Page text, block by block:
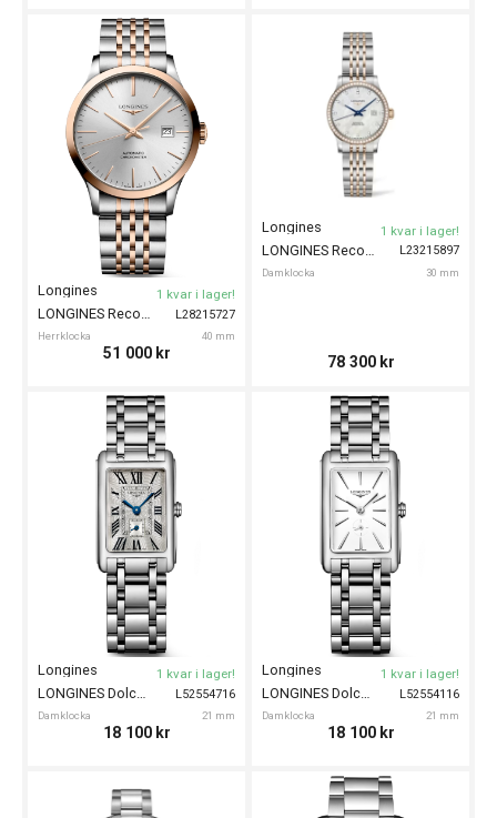
L28215727
Longines
Herrklocka 40 mm
LONGINES Record 40mm
1 kvar i lager!
51 000 kr
L23215897
Longines
Damklocka 30 mm
1 kvar i lager!
78 300 kr
L52554716
Longines
Damklocka 21 mm
LONGINES DolceVita 21mm
1 kvar i lager!
18 100 kr
L52554116
Longines
Damklocka 21 mm
LONGINES DolceVita 21mm
1 kvar i lager!
18 100 kr